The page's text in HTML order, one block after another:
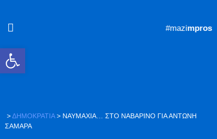
Ανοίξτε τη γραμμή εργαλείων
#mazimprosta
>ΔΗΜΟΚΡΑΤΙΑ> ΝΑΥΜΑΧΊΑ… ΣΤΟ ΝΑΒΑΡΊΝΟ ΓΙΑ ΑΝΤΏΝΗ
ΣΑΜΑΡΆ